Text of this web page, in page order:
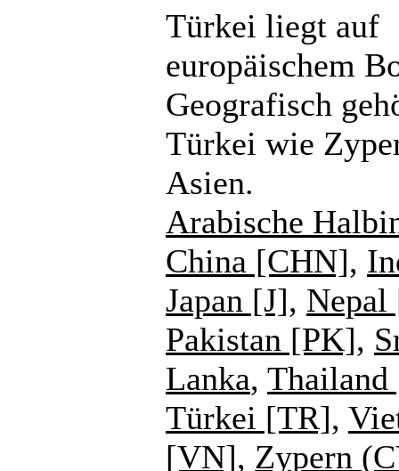
Türkei liegt auf
europäischem
Geografisch
Türkei wie
Asien.
Arabische
China [CHN],
Japan [J],
Pakistan [PK],
Lanka,
Türkei [TR],
[VN], Zypern